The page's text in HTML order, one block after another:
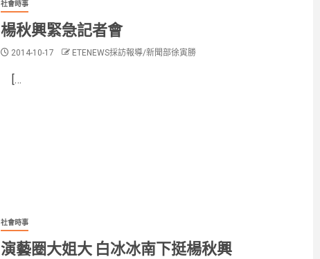
社會時事
楊秋興緊急記者會
2014-10-17 ETENEWS採訪報導/新聞部徐寅勝
[…
社會時事
演藝圈大姐大 白冰冰南下挺楊秋興